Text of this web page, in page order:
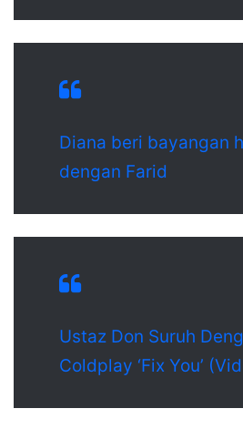
Diana beri bayangan
dengan Farid
Ustaz Don Suruh
Coldplay ‘Fix You’